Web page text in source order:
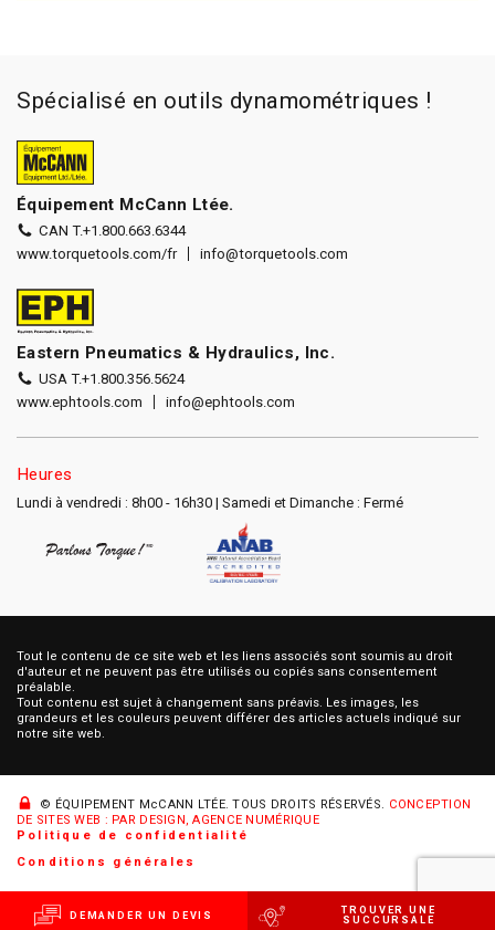
DEMANDER UN DEVIS
TROUVER UNE
SUCCURSALE
Spécialisé en outils dynamométriques !
Équipement McCann Ltée.
CAN T.+1.800.663.6344
www.torquetools.com/fr
info@torquetools.com
Eastern Pneumatics & Hydraulics, Inc.
USA T.+1.800.356.5624
www.ephtools.com
info@ephtools.com
Heures
Lundi à vendredi : 8h00 - 16h30 | Samedi et Dimanche : Fermé
Tout le contenu de ce site web et les liens associés sont soumis au droit
d'auteur et ne peuvent pas être utilisés ou copiés sans consentement
préalable.
Tout contenu est sujet à changement sans préavis. Les images, les
grandeurs et les couleurs peuvent différer des articles actuels indiqué sur
notre site web.
© ÉQUIPEMENT McCANN LTÉE.TOUS DROITS RÉSERVÉS. CONCEPTION
DE SITES WEB : PAR DESIGN, AGENCE NUMÉRIQUE
Politique de confidentialité
Conditions générales